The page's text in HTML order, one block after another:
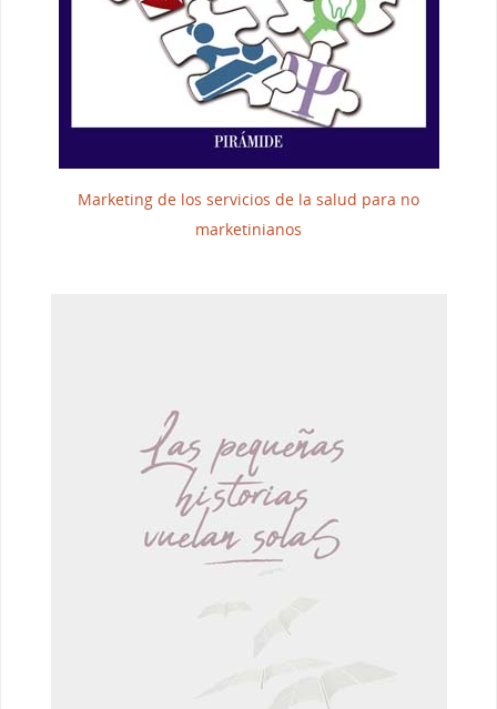
Marketing de los servicios de la salud para no
marketinianos